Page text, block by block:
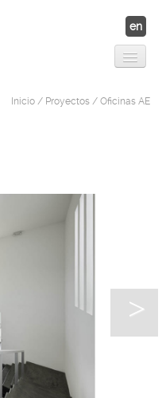
en
Nosotros
Nuestro Equipo
Inicio / Proyectos / Oficinas AE